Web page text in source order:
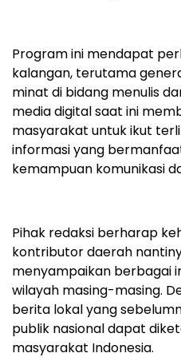
Program ini mendapat
kalangan, terutama
minat di bidang menulis
media digital saat ini
masyarakat untuk ikut
informasi yang
kemampuan komunikasi
Pihak redaksi berharap
kontributor daerah
menyampaikan berbagai
wilayah masing-masing.
berita lokal yang
publik nasional dapat
masyarakat Indonesia.